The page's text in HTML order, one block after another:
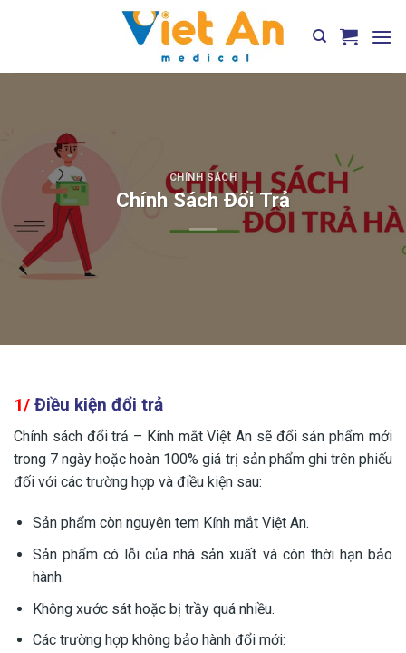
CHÍNH SÁCH
Chính Sách Đổi Trả
1/ Điều kiện đổi trả
Chính sách đổi trả – Kính mắt Việt An sẽ đổi sản phẩm mới
trong 7 ngày hoặc hoàn 100% giá trị sản phẩm ghi trên phiếu
đối với các trường hợp và điều kiện sau:
Sản phẩm còn nguyên tem Kính mắt Việt An.
Sản phẩm có lỗi của nhà sản xuất và còn thời hạn bảo
hành.
Không xước sát hoặc bị trầy quá nhiều.
Các trường hợp không bảo hành đổi mới: